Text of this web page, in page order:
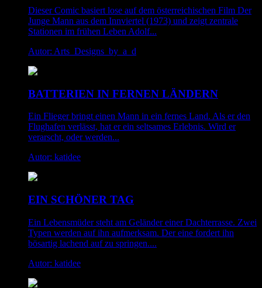
Dieser Comic basiert lose auf dem österreichischen Film Der
Junge Mann aus dem Innviertel (1973) und zeigt zentrale
Stationen im frühen Leben Adolf...
Autor: Arts_Designs_by_a_d
BATTERIEN IN FERNEN LÄNDERN
Ein Flieger bringt einen Mann in ein fernes Land. Als er den
Flughafen verlässt, hat er ein seltsames Erlebnis. Wird er
verarscht, oder werden...
Autor: katidee
EIN SCHÖNER TAG
Ein Lebensmüder steht am Geländer einer Dachterrasse. Zwei
Typen werden auf ihn aufmerksam. Der eine fordert ihn
bösartig lachend auf zu springen....
Autor: katidee